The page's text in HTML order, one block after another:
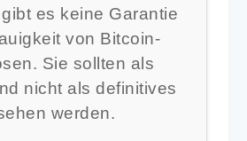
es keine Garantie
von Bitcoin-
Sie sollten als
nicht als definitives
werden.